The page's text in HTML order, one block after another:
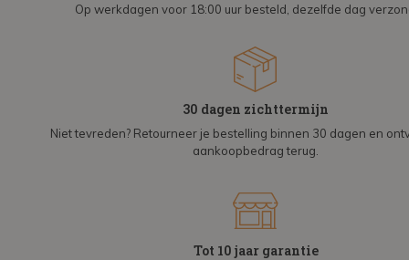
Op werkdagen voor 18:00 uur besteld, dezelfde dag
30 dagen zichttermijn
Niet tevreden? Retourneer je bestelling binnen 30 dagen en
aankoopbedrag terug.
Tot 10 jaar garantie